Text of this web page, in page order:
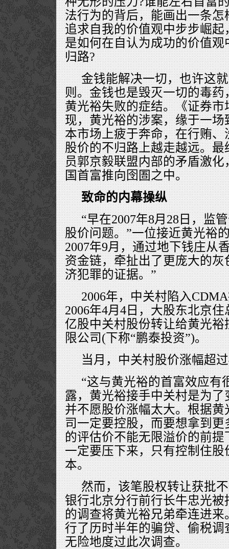
法行为的背后，能画出一条怎
追求自我的价值观中步步崛
是如何在自认为成功的价值
归路?
金钱能解决一切，也许这
则。金钱也是毁灭一切的毒
黄光裕失败的症结。《证券
现，黄光裕的涉案，缘于一
本市场上疲于奔命，在行贿
股价的不归路上越走越远。
员郭京毅联盟内部的矛盾激
国首富推向囹圄之中。
致命的内幕操纵
“早在2007年8月28日，监
股价问题。”一位接近黄光裕
2007年9月，通过地下钱庄从
资金链，牵扯出了更庞大的
济犯罪的证据。”
2006年，中关村陷入
2006年4月4日，大股东北京
亿股中关村股份转让给黄光
限公司(下称“鹏泰投资”)。
当月，中关村股价涨幅超
“这与黄光裕的首富效应有
露，黄光裕接手中关村是为
并不愿股价涨幅太大。根据
司一定要控股，而要想拿到
的评估价不能无限溢价的前
一定要压下来，只有控制住
本。
然而，该笔股权转让获批
银行北京分行前行长牛忠光
的调查将黄光裕兄弟牵连进
行了历时半年的骗贷、偷税
无险地度过此次调查。